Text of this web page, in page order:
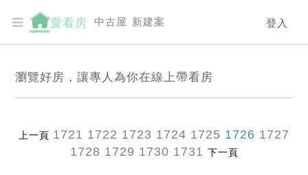
愛看房 登入
中古屋 新建案
瀏覽好房，讓專人為你在線上帶看房
上一頁 1721 1722 1723 1724 1725 1726 1727
1728 1729 1730 1731 下一頁